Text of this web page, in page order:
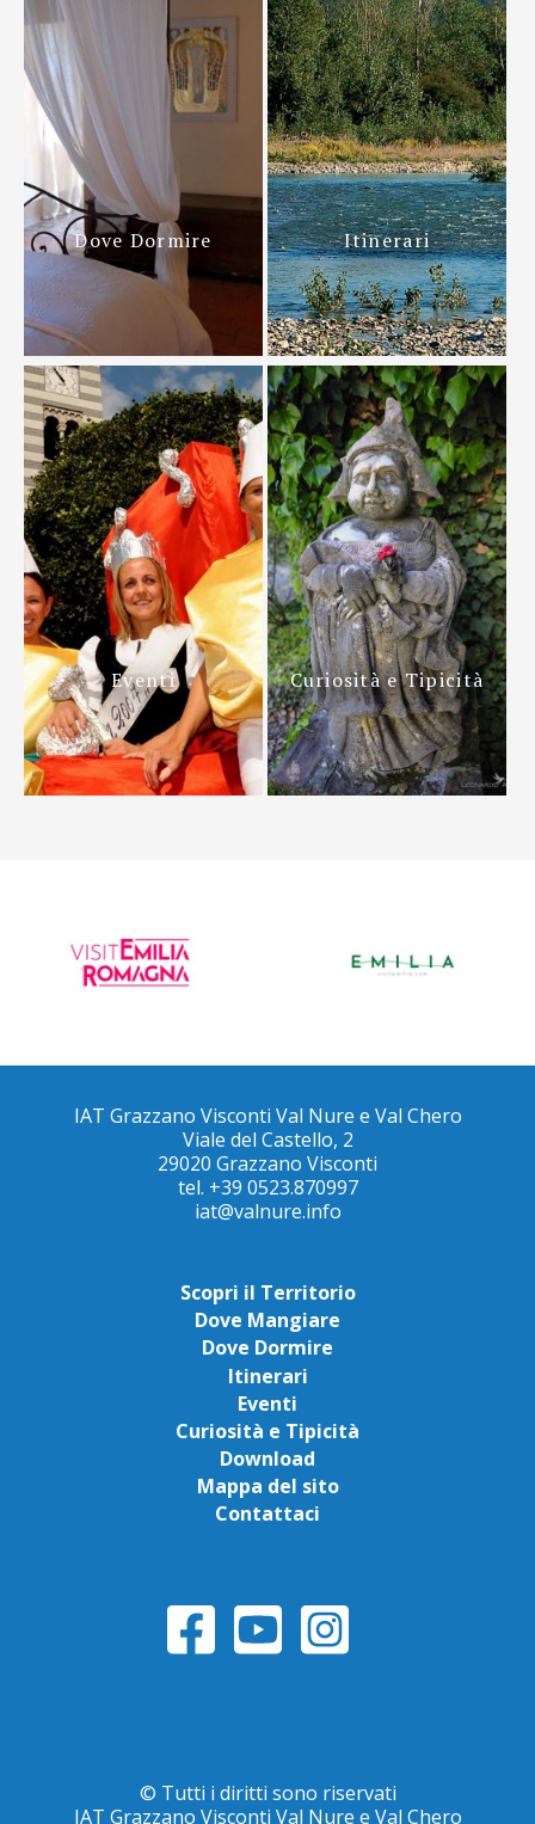
Dove Dormire Itinerari
Eventi Curiosità e Tipicità
IAT Grazzano Visconti Val Nure e Val Chero
Viale del Castello, 2
29020 Grazzano Visconti
tel. +39 0523.870997
iat@valnure.info
Scopri il Territorio
Dove Mangiare
Dove Dormire
Itinerari
Eventi
Curiosità e Tipicità
Download
Mappa del sito
Contattaci
© Tutti i diritti sono riservati
IAT Grazzano Visconti Val Nure e Val Chero